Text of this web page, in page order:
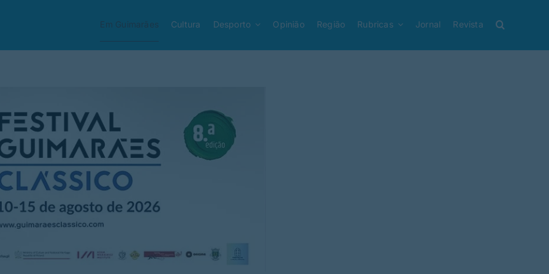
Em Guimarães Cultura Desporto Opinião Região Rubricas Jornal Revista